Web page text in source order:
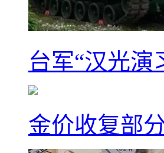
台军“汉光演
金价收复部